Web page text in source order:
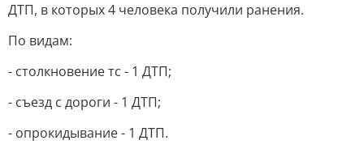
ДТП, в которых 4 человека получили ранения.
По видам:
- столкновение тс - 1 ДТП;
- съезд с дороги - 1 ДТП;
- опрокидывание - 1 ДТП.